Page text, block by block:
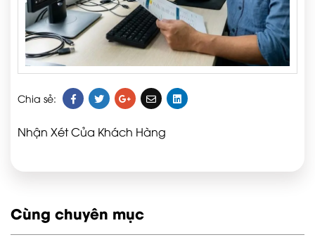
Chia sẻ:
Nhận Xét Của Khách Hàng
Cùng chuyên mục